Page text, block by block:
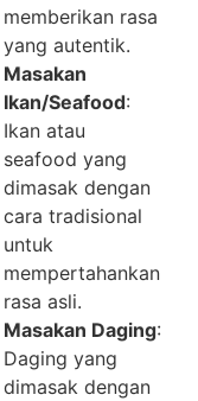
memberikan rasa
yang autentik.
Masakan
Ikan/Seafood:
Ikan atau
seafood yang
dimasak dengan
cara tradisional
untuk
mempertahankan
rasa asli.
Masakan Daging:
Daging yang
dimasak dengan